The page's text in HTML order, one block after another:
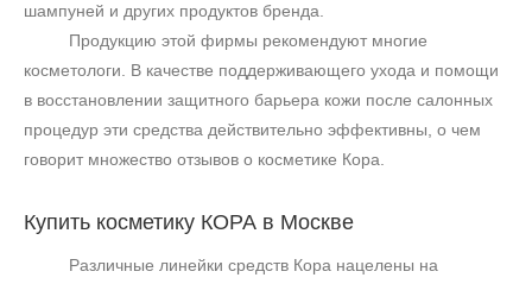
шампуней и других продуктов бренда.
Продукцию этой фирмы рекомендуют многие
косметологи. В качестве поддерживающего ухода и помощи
в восстановлении защитного барьера кожи после салонных
процедур эти средства действительно эффективны, о чем
говорит множество отзывов о косметике Кора.
Купить косметику КОРА в Москве
Различные линейки средств Кора нацелены на